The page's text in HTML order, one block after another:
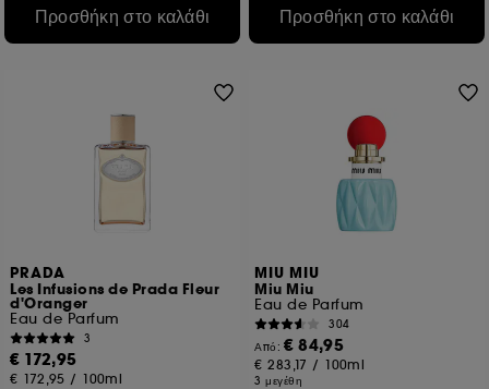
Προσθήκη στο καλάθι Προσθήκη στο καλάθι
PRADA
Les Infusions de Prada Fleur
d'Oranger
Eau de Parfum
3
€ 172,95
€ 172,95 / 100ml
MIU MIU
Miu Miu
Eau de Parfum
304
Από:€ 84,95
€ 283,17 / 100ml
3 μεγέθη